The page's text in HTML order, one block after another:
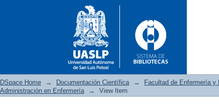
DSpace Home → Documentación Científica →
Facultad de Enfermería y
Administración en Enfermería
→ View Item